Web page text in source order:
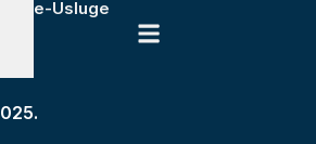
e-Usluge